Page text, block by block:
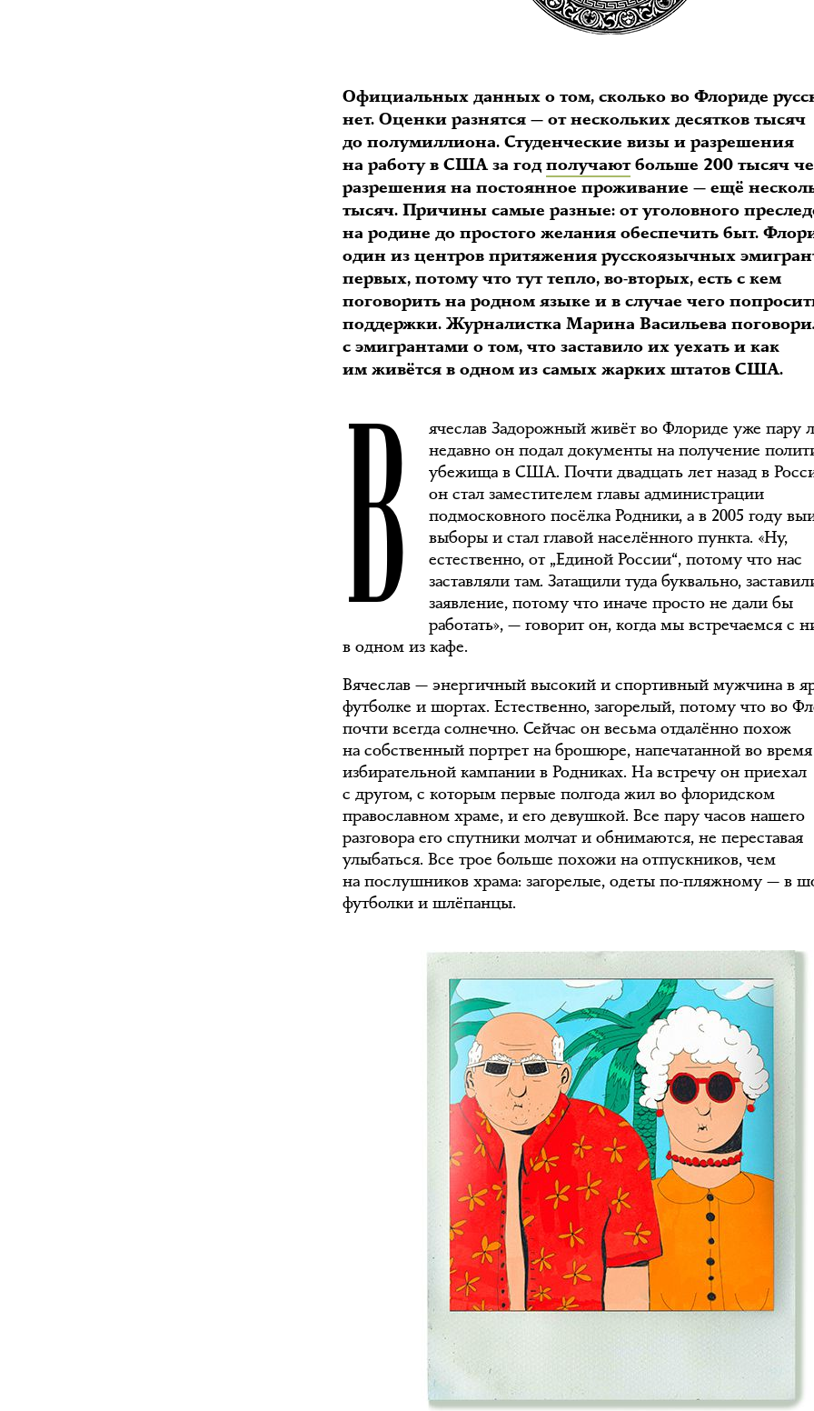
Официальных данных о том, сколько во Флориде
нет. Оценки разнятся — от нескольких десятков тысяч
до полумиллиона. Студенческие визы и разрешения
на работу в США за годполучаютбольше 200 тысяч
разрешения на постоянное проживание — ещё
тысяч. Причины самые разные: от уголовного
на родине до простого желания обеспечить быт.
один из центров притяжения русскоязычных
первых, потому что тут тепло, во-вторых, есть с кем
поговорить на родном языке и в случае чего
поддержки. Журналистка Марина Васильева
с эмигрантами о том, что заставило их уехать и как
им живётся в одном из самых жарких штатов США.
В
ячеслав Задорожный живёт во Флориде уже пару
недавно он подал документы на получение
убежища в США. Почти двадцать лет назад в
он стал заместителем главы администрации
подмосковного посёлка Родники, а в 2005 году
выборы и стал главой населённого пункта. «Ну,
естественно, от „Единой России“, потому что нас
заставляли там. Затащили туда буквально,
заявление, потому что иначе просто не дали бы
работать», — говорит он, когда мы встречаемся с
в одном из кафе.
Вячеслав — энергичный высокий и спортивный мужчина в
футболке и шортах. Естественно, загорелый, потому что во
почти всегда солнечно. Сейчас он весьма отдалённо похож
на собственный портрет на брошюре, напечатанной во время
избирательной кампании в Родниках. На встречу он приехал
с другом, с которым первые полгода жил во флоридском
православном храме, и его девушкой. Все пару часов нашего
разговора его спутники молчат и обнимаются, не переставая
улыбаться. Все трое больше похожи на отпускников, чем
на послушников храма: загорелые, одеты по-пляжному — в
футболки и шлёпанцы.